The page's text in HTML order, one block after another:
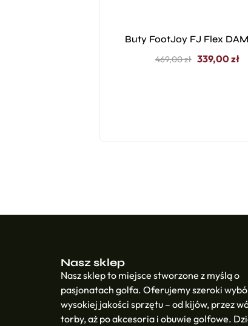
Buty FootJoy FJ Flex
469,00zł 339,00zł
Nasz sklep
Nasz sklep to miejsce stworzone z myślą o
pasjonatach golfa. Oferujemy szeroki
wysokiej jakości sprzętu – od kijów, przez
torby, aż po akcesoria i obuwie golfowe.